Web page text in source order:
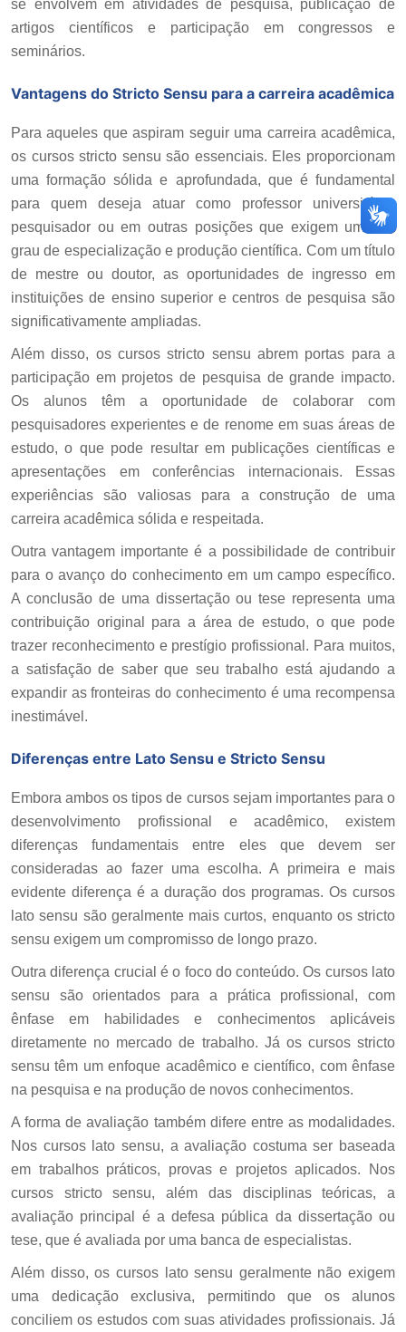
se envolvem em atividades de pesquisa, publicação de
artigos científicos e participação em congressos e
seminários.
Vantagens do Stricto Sensu para a carreira acadêmica
Para aqueles que aspiram seguir uma carreira acadêmica,
os cursos stricto sensu são essenciais. Eles proporcionam
uma formação sólida e aprofundada, que é fundamental
para quem deseja atuar como professor universitário,
pesquisador ou em outras posições que exigem um alto
grau de especialização e produção científica. Com um título
de mestre ou doutor, as oportunidades de ingresso em
instituições de ensino superior e centros de pesquisa são
significativamente ampliadas.
Além disso, os cursos stricto sensu abrem portas para a
participação em projetos de pesquisa de grande impacto.
Os alunos têm a oportunidade de colaborar com
pesquisadores experientes e de renome em suas áreas de
estudo, o que pode resultar em publicações científicas e
apresentações em conferências internacionais. Essas
experiências são valiosas para a construção de uma
carreira acadêmica sólida e respeitada.
Outra vantagem importante é a possibilidade de contribuir
para o avanço do conhecimento em um campo específico.
A conclusão de uma dissertação ou tese representa uma
contribuição original para a área de estudo, o que pode
trazer reconhecimento e prestígio profissional. Para muitos,
a satisfação de saber que seu trabalho está ajudando a
expandir as fronteiras do conhecimento é uma recompensa
inestimável.
Diferenças entre Lato Sensu e Stricto Sensu
Embora ambos os tipos de cursos sejam importantes para o
desenvolvimento profissional e acadêmico, existem
diferenças fundamentais entre eles que devem ser
consideradas ao fazer uma escolha. A primeira e mais
evidente diferença é a duração dos programas. Os cursos
lato sensu são geralmente mais curtos, enquanto os stricto
sensu exigem um compromisso de longo prazo.
Outra diferença crucial é o foco do conteúdo. Os cursos lato
sensu são orientados para a prática profissional, com
ênfase em habilidades e conhecimentos aplicáveis
diretamente no mercado de trabalho. Já os cursos stricto
sensu têm um enfoque acadêmico e científico, com ênfase
na pesquisa e na produção de novos conhecimentos.
A forma de avaliação também difere entre as modalidades.
Nos cursos lato sensu, a avaliação costuma ser baseada
em trabalhos práticos, provas e projetos aplicados. Nos
cursos stricto sensu, além das disciplinas teóricas, a
avaliação principal é a defesa pública da dissertação ou
tese, que é avaliada por uma banca de especialistas.
Além disso, os cursos lato sensu geralmente não exigem
uma dedicação exclusiva, permitindo que os alunos
conciliem os estudos com suas atividades profissionais. Já